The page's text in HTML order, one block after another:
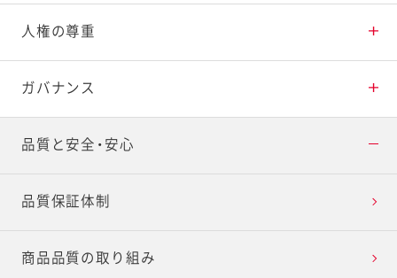
子どもの心と体の健康支援
ユニバーサルデザインへの取り組み
社会貢献活動
持続可能な調達の推進
人権の尊重
人権尊重への取り組み
多様な人材の活躍
健康経営・労働安全衛生
ガバナンス
倫理規範
コーポレート・ガバナンス
リスクマネジメント
品質と安全・安心
品質保証体制
商品品質の取り組み